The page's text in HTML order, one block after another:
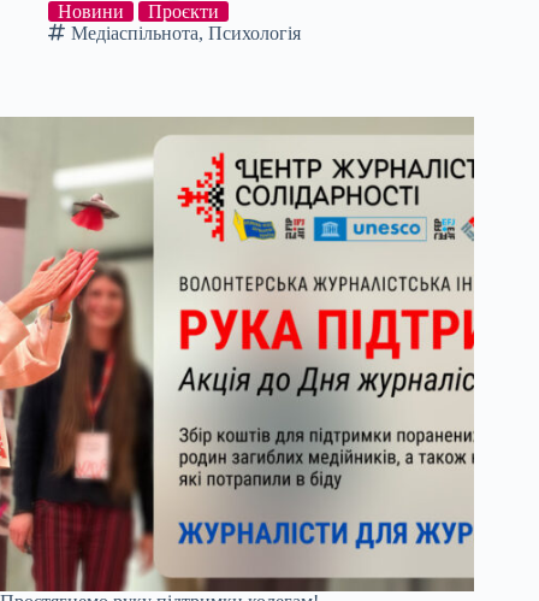
Новини
Проєкти
Медіаспільнота, Психологія